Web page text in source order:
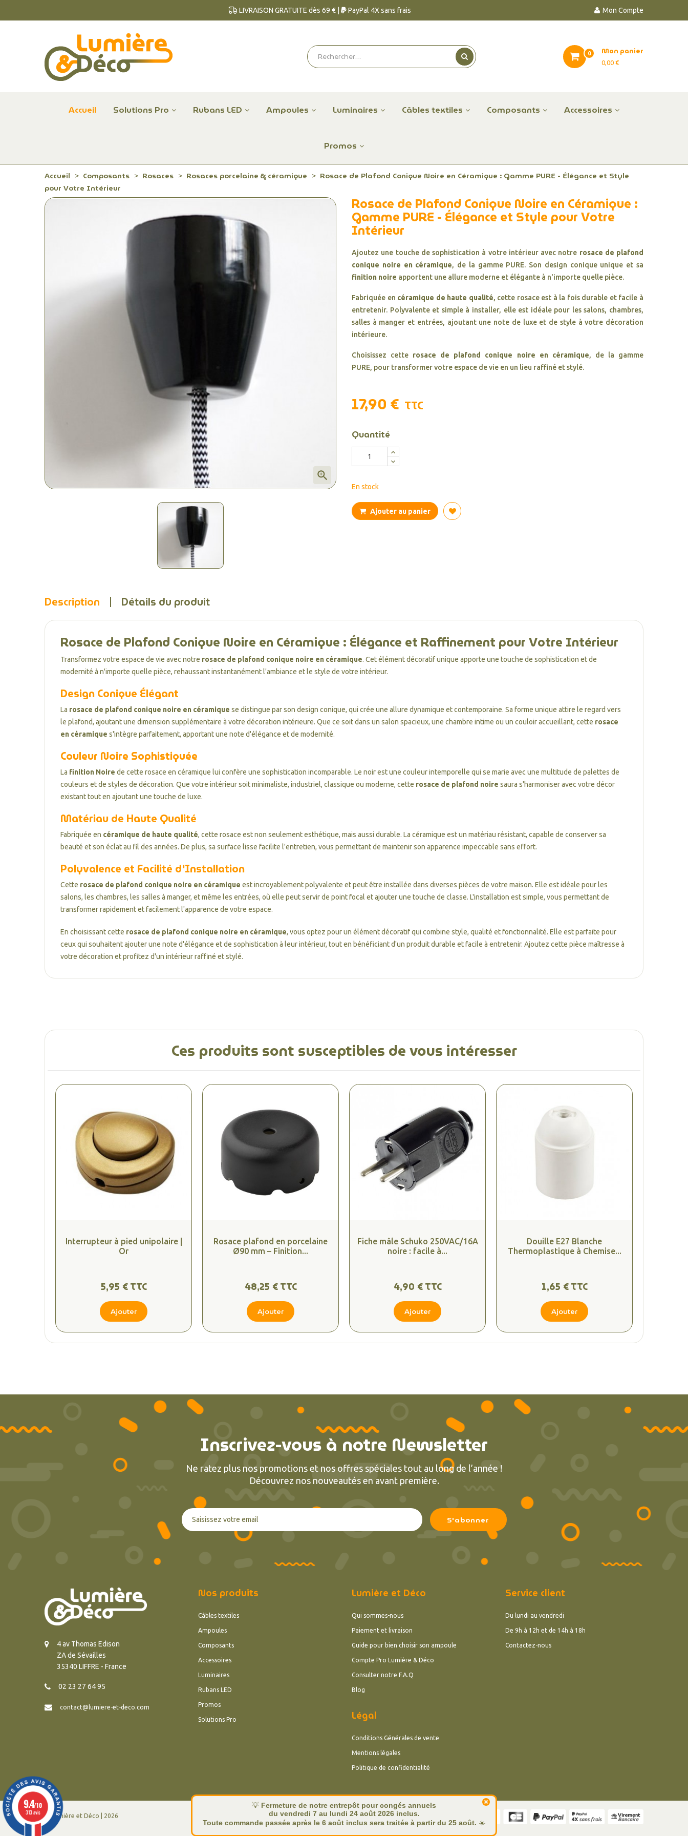
Mon Compte
LIVRAISON GRATUITE dès 69 € | PayPal 4X sans frais
Mon panier
0,00 €
0
Accueil Solutions Pro Rubans LED Ampoules Luminaires Câbles textiles Composants Accessoires
Promos
Accueil Composants Rosaces Rosaces porcelaine & céramique
Rosace de Plafond Conique Noire en Céramique : Gamme PURE - Élégance et Style
pour Votre Intérieur

Rosace de Plafond Conique Noire en Céramique :
Gamme PURE - Élégance et Style pour Votre
Intérieur
Ajoutez une touche de sophistication à votre intérieur avec notre rosace de plafond
conique noire en céramique, de la gamme PURE. Son design conique unique et sa
finition noire apportent une allure moderne et élégante à n'importe quelle pièce.
Fabriquée en céramique de haute qualité, cette rosace est à la fois durable et facile à
entretenir. Polyvalente et simple à installer, elle est idéale pour les salons, chambres,
salles à manger et entrées, ajoutant une note de luxe et de style à votre décoration
intérieure.
Choisissez cette rosace de plafond conique noire en céramique, de la gamme
PURE, pour transformer votre espace de vie en un lieu raffiné et stylé.
17,90 € TTC
Quantité
En stock
Ajouter au panier
Description Détails du produit
Rosace de Plafond Conique Noire en Céramique : Élégance et Raffinement pour Votre Intérieur
Transformez votre espace de vie avec notre rosace de plafond conique noire en céramique. Cet élément décoratif unique apporte une touche de sophistication et de
modernité à n'importe quelle pièce, rehaussant instantanément l'ambiance et le style de votre intérieur.
Design Conique Élégant
La rosace de plafond conique noire en céramique se distingue par son design conique, qui crée une allure dynamique et contemporaine. Sa forme unique attire le regard vers
le plafond, ajoutant une dimension supplémentaire à votre décoration intérieure. Que ce soit dans un salon spacieux, une chambre intime ou un couloir accueillant, cette rosace
en céramique s'intègre parfaitement, apportant une note d'élégance et de modernité.
Couleur Noire Sophistiquée
La finition Noire de cette rosace en céramique lui confère une sophistication incomparable. Le noir est une couleur intemporelle qui se marie avec une multitude de palettes de
couleurs et de styles de décoration. Que votre intérieur soit minimaliste, industriel, classique ou moderne, cette rosace de plafond noire saura s'harmoniser avec votre décor
existant tout en ajoutant une touche de luxe.
Matériau de Haute Qualité
Fabriquée en céramique de haute qualité, cette rosace est non seulement esthétique, mais aussi durable. La céramique est un matériau résistant, capable de conserver sa
beauté et son éclat au fil des années. De plus, sa surface lisse facilite l'entretien, vous permettant de maintenir son apparence impeccable sans effort.
Polyvalence et Facilité d'Installation
Cette rosace de plafond conique noire en céramique est incroyablement polyvalente et peut être installée dans diverses pièces de votre maison. Elle est idéale pour les
salons, les chambres, les salles à manger, et même les entrées, où elle peut servir de point focal et ajouter une touche de classe. L'installation est simple, vous permettant de
transformer rapidement et facilement l'apparence de votre espace.
En choisissant cette rosace de plafond conique noire en céramique, vous optez pour un élément décoratif qui combine style, qualité et fonctionnalité. Elle est parfaite pour
ceux qui souhaitent ajouter une note d'élégance et de sophistication à leur intérieur, tout en bénéficiant d'un produit durable et facile à entretenir. Ajoutez cette pièce maîtresse à
votre décoration et profitez d'un intérieur raffiné et stylé.
Ces produits sont susceptibles de vous intéresser
Interrupteur à pied unipolaire |
Or
5,95 € TTC
Ajouter
Rosace plafond en porcelaine
Ø90 mm – Finition...
48,25 € TTC
Ajouter
Fiche mâle Schuko 250VAC/16A
noire : facile à...
4,90 € TTC
Ajouter
Douille E27 Blanche
Thermoplastique à Chemise...
1,65 € TTC
Ajouter
Inscrivez-vous à notre Newsletter
Ne ratez plus nos promotions et nos offres spéciales tout au long de l’année !
Découvrez nos nouveautés en avant première.
4 av Thomas Edison
ZA de Sévailles
35340 LIFFRE - France
02 23 27 64 95
contact@lumiere-et-deco.com
Nos produits
Câbles textiles
Ampoules
Composants
Accessoires
Luminaires
Rubans LED
Promos
Solutions Pro
Lumière et Déco
Qui sommes-nous
Paiement et livraison
Guide pour bien choisir son ampoule
Compte Pro Lumière & Déco
Consulter notre F.A.Q
Blog
Légal
Conditions Générales de vente
Mentions légales
Politique de confidentialité
Service client
Du lundi au vendredi
De 9h à 12h et de 14h à 18h
Contactez-nous
© Lumière et Déco | 2026
💡 Fermeture de notre entrepôt pour congés annuels
du vendredi 7 au lundi 24 août 2026 inclus.
Toute commande passée après le 6 août inclus sera traitée à partir du 25 août. ☀️
9.4/10
313 avis